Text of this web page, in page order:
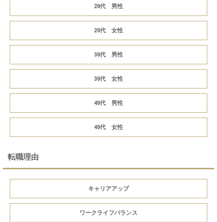
20代 男性
20代 女性
30代 男性
30代 女性
40代 男性
40代 女性
転職理由
キャリアアップ
ワークライフバランス